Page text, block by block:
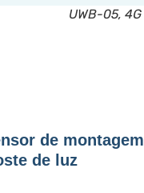
UWB-05, 4G
de
de luz